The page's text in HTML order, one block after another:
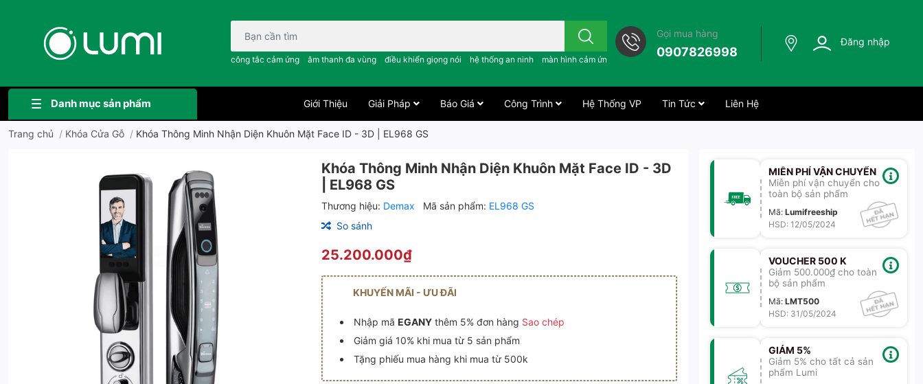
Bạn cần tìm gì..; công tắc cảm ứng..; âm thanh đa vùng ; điều khiển giọng nói ;
công tắc cảm ứng âm thanh đa vùng điều khiển giọng nói hệ thống an ninh màn hình cảm ứng
Gọi mua hàng
0907826998
Đăng nhập
Danh mục sản phẩm Giới Thiệu Giải Pháp Báo Giá Công Trình Hệ Thống VP Tin Tức Liên Hệ
Trang chủ / Khóa Cửa Gỗ / Khóa Thông Minh Nhận Diện Khuôn Mặt Face ID - 3D | EL968 GS
Khóa Thông Minh Nhận Diện Khuôn Mặt Face ID - 3D
| EL968 GS
Thương hiệu: Demax Mã sản phẩm: EL968 GS
So sánh
25.200.000₫
KHUYẾN MÃI - ƯU ĐÃI
Nhập mã EGANYthêm 5% đơn hàng Sao chép
Giảm giá 10% khi mua từ 5 sản phẩm
Tặng phiếu mua hàng khi mua từ 500k
MIỄN PHÍ VẬN CHUYỂN
Miễn phí vận chuyển cho
toàn bộ sản phẩm
Mã:Lumifreeship
HSD: 12/05/2024
VOUCHER 500 K
Giảm 500.000₫ cho toàn
bộ sản phẩm
Mã:LMT500
HSD: 31/05/2024
GIẢM 5%
Giảm 5% cho tất cả sản
phẩm Lumi